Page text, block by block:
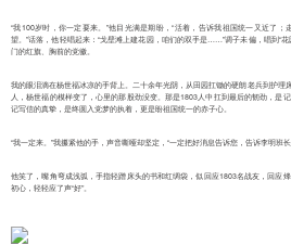
“我100岁时，你一定要来。”他目光满是期盼，“活着，告诉我祖国统一又近了
望。”话落，他轻唱起来：“戈壁滩上建花园，咱们的双手是……”调子未偏，唱到“
门的红旗、胸前的党徽。
我的眼泪滴在杨世福冰凉的手背上。二十余年光阴，从田园扛锄的硬朗老兵到护理
人，杨世福的模样变了，心里的那股劲没变。那是1803人中扛到最后的韧劲，是
记写信的真挚，是终圆入党梦的执着，更是盼祖国统一的赤子心。
“我一定来。”我攥紧他的手，声音嘶哑却坚定，“一定把好消息告诉您，告诉李明班
他笑了，嘴角弯成浅弧，手指轻蹭床头的书和红绸袋，似回应1803名战友，回应
初心，轻轻应了声“好”。